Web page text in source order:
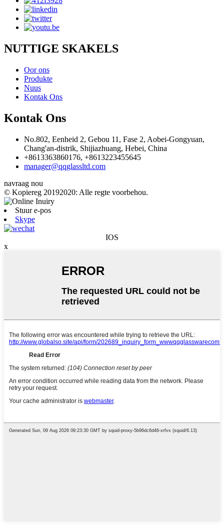
NUTTIGE SKAKELS
Oor ons
Produkte
Nuus
Kontak Ons
Kontak Ons
No.802, Eenheid 2, Gebou 11, Fase 2, Aobei-Gongyuan,
Chang'an-distrik, Shijiazhuang, Hebei, China
+8613363860176, +8613223455645
manager@qqglassltd.com
navraag nou
© Kopiereg 20192020: Alle regte voorbehou.
Stuur e-pos
Skype
IOS
x